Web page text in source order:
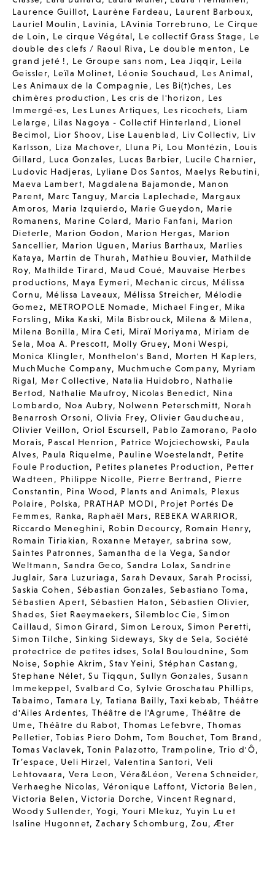
Laurence Guillot, Laurène Fardeau, Laurent Barboux,
Lauriel Moulin , Lavinia, LAvinia Torrebruno, Le Cirque
de Loin , Le cirque Végétal, Le collectif Grass Stage, Le
double des clefs / Raoul Riva , Le double menton , Le
grand jeté ! , Le Groupe sans nom , Lea Jiqqir, Leila
Geissler, Leïla Molinet, Léonie Souchaud, Les Animal,
Les Animaux de la Compagnie, Les Bi(t)ches, Les
chimères production , Les cris de l'horizon , Les
Immergé·es, Les Lunes Artiques, Les ricochets, Liam
Lelarge, Lilas Nagoya - Collectif Hinterland , Lionel
Becimol, Lior Shoov, Lise Lauenblad, Liv Collectiv, Liv
Karlsson, Liza Machover, Lluna Pi, Lou Montézin , Louis
Gillard , Luca Gonzales, Lucas Barbier, Lucile Charnier,
Ludovic Hadjeras, Lyliane Dos Santos, Maelys Rebutini,
Maeva Lambert, Magdalena Bajamonde, Manon
Parent, Marc Tanguy, Marcia Laplechade, Margaux
Amoros, Maria Izquierdo, Marie Gueydon, Marie
Romanens, Marine Colard, Mario Fanfani, Marion
Dieterle, Marion Godon , Marion Hergas, Marion
Sancellier, Marion Uguen , Marius Barthaux, Marlies
Kataya, Martin de Thurah , Mathieu Bouvier, Mathilde
Roy, Mathilde Tirard, Maud Coué, Mauvaise Herbes
productions, Maya Eymeri, Mechanic circus, Mélissa
Cornu, Mélissa Laveaux, Mélissa Streicher, Mélodie
Gomez, METROPOLE Nomade, Michael Finger, Mika
Forsling, Mika Kaski, Mila Bisbrouck, Milena & Milena,
Milena Bonilla , Mira Ceti, Miraï Moriyama, Miriam de
Sela , Moa A. Prescott, Molly Gruey, Moni Wespi,
Monica Klingler, Monthelon's Band, Morten H Kaplers,
MuchMuche Company, Muchmuche Company, Myriam
Rigal, Mør Collective,Natalia Huidobro,Nathalie
Bertod,Nathalie Maufroy,Nicolas Benedict, Nina
Lombardo,Noa Aubry,Nolwenn Peterschmitt,Norah
Benarrosh Orsoni,Olivia Frey,Olivier Gauducheau ,
Olivier Veillon, Oriol Escursell, Pablo Zamorano, Paolo
Morais, Pascal Henrion , Patrice Wojciechowski, Paula
Alves, Paula Riquelme, Pauline Woestelandt, Petite
Foule Production, Petites planetes Production, Petter
Wadteen , Philippe Nicolle, Pierre Bertrand , Pierre
Constantin, Pina Wood, Plants and Animals, Plexus
Polaire, Polska, PRATHAP MODI , Projet Portés De
Femmes, Ranka, Raphaël Mars, REBEKA WARRIOR,
Riccardo Meneghini, Robin Decourcy, Romain Henry,
Romain Tiriakian, Roxanne Metayer,sabrina sow,
Saintes Patronnes, Samantha de la Vega,Sandor
Weltmann,Sandra Geco,Sandra Lolax, Sandrine
Juglair, Sara Luzuriaga,Sarah Devaux, Sarah Procissi,
Saskia Cohen , Sébastian Gonzales, Sebastiano Toma ,
Sébastien Apert, Sébastien Haton , Sébastien Olivier,
Shades,Siet Raeymaekers,Silembloc Cie,Simon
Caillaud,Simon Girard , Simon Leroux,Simon Peretti,
Simon Tilche, Sinking Sideways, Sky de Sela,Société
protectrice de petites idses,Solal Bouloudnine, Som
Noise, Sophie Akrim ,Stav Yeini,Stéphan Castang,
Stephane Nélet,Su Tiqqun, Sullyn Gonzales, Susann
Immekeppel, Svalbard Co,Sylvie Groschatau Phillips,
Tabaimo, Tamara Ly,Tatiana Bailly,Taxi kebab,Théâtre
d'Ailes Ardentes,Théâtre de l'Agrume, Théâtre de
Ume,Théâtre du Rabot,Thomas Lefebvre,Thomas
Pelletier,Tobias Piero Dohm,Tom Bouchet,Tom Brand ,
Tomas Vaclavek,Tonin Palazotto,Trampoline,Trio d'Ô,
Tr’espace, Ueli Hirzel, Valentina Santori,Veli
Lehtovaara, Vera Leon,Véra&Léon , Verena Schneider,
Verhaeghe Nicolas, Véronique Laffont,Victoria Belen ,
Victoria Belen ,Victoria Dorche,Vincent Regnard,
Woody Sullender, Yogi,Youri Mlekuz, Yuyin Lu et
Isaline Hugonnet,Zachary Schomburg, Zou, Æter